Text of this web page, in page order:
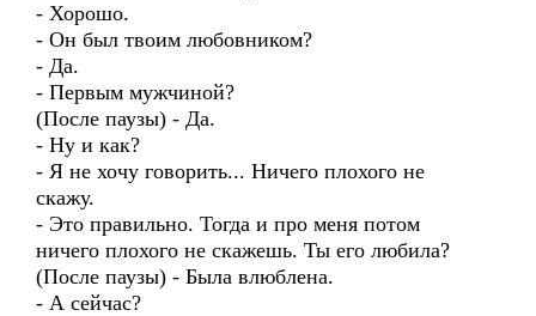
- Хорошо.
- Он был твоим любовником?
- Да.
- Первым мужчиной?
(После паузы) - Да.
- Ну и как?
- Я не хочу говорить... Ничего плохого не
скажу.
- Это правильно. Тогда и про меня потом
ничего плохого не скажешь. Ты его любила?
(После паузы) - Была влюблена.
- А сейчас?